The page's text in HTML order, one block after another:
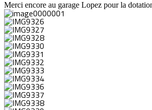
Merci encore au garage Lopez pour la